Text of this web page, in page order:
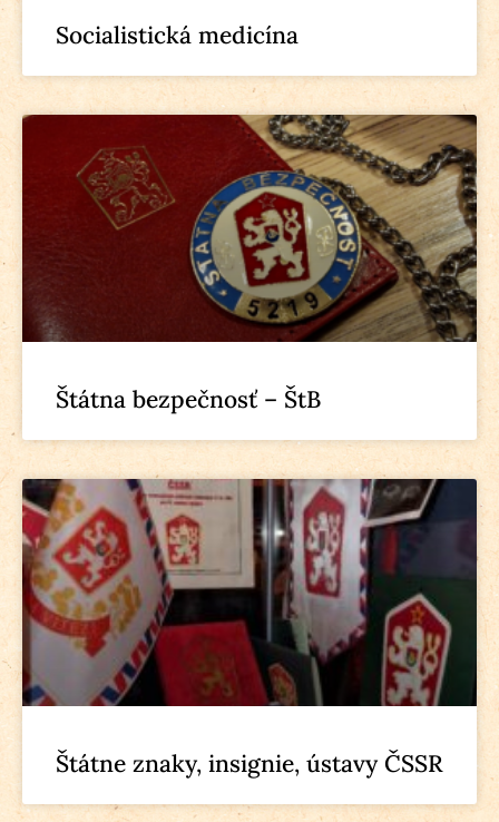
Socialistická medicína
Štátna bezpečnosť – ŠtB
Štátne znaky, insignie, ústavy ČSSR